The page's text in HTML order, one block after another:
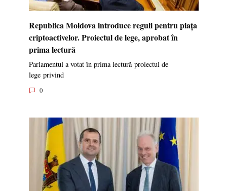
Republica Moldova introduce reguli pentru piața
criptoactivelor. Proiectul de lege, aprobat în
prima lectură
Parlamentul a votat în prima lectură proiectul de
lege privind
0